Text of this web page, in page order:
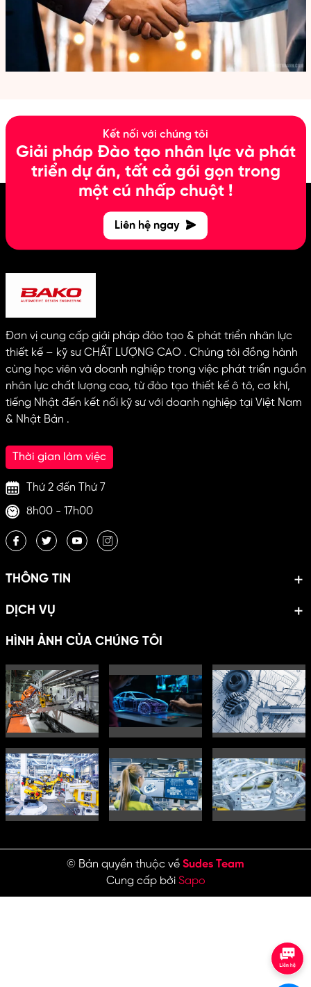
Kết nối với chúng tôi
Giải pháp Đào tạo nhân lực và phát
triển dự án, tất cả gói gọn trong
một cú nhấp chuột !
Liên hệ ngay
Đơn vị cung cấp giải pháp đào tạo & phát triển nhân lực
thiết kế – kỹ sư CHẤT LƯỢNG CAO . Chúng tôi đồng hành
cùng học viên và doanh nghiệp trong việc phát triển nguồn
nhân lực chất lượng cao, từ đào tạo thiết kế ô tô, cơ khí,
tiếng Nhật đến kết nối kỹ sư với doanh nghiệp tại Việt Nam
& Nhật Bản .
Thời gian làm việc
Thứ 2 đến Thứ 7
8h00 - 17h00
THÔNG TIN
DỊCH VỤ
HÌNH ẢNH CỦA CHÚNG TÔI
© Bản quyền thuộc về Sudes Team
Cung cấp bởi Sapo